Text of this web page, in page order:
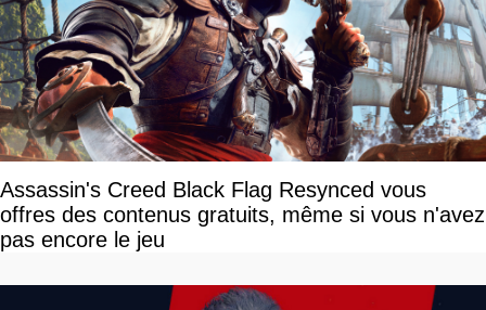
Assassin's Creed Black Flag Resynced vous
offres des contenus gratuits, même si vous n'avez
pas encore le jeu